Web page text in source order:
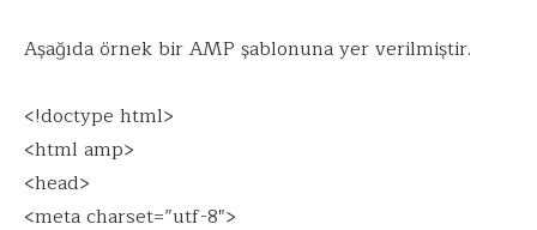
Aşağıda örnek bir AMP şablonuna yer verilmiştir.
<!doctype html>
<html amp>
<head>
<meta charset=”utf-8″>